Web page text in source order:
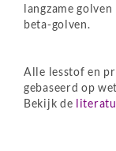
langzame
beta-golven.
Alle lesstof en
gebaseerd op
Bekijk de